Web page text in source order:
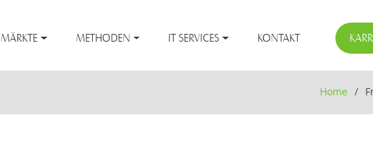
MÄRKTE METHODEN IT SERVICES KONTAKT
Home